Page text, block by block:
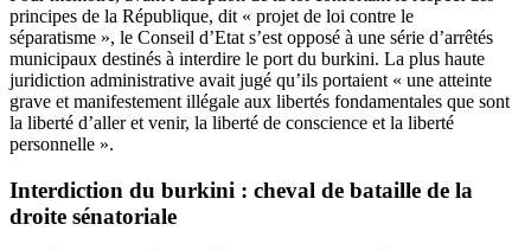
principes de la République, dit « projet de loi contre le
séparatisme », le Conseil d’Etat s’est opposé à une série d’arrêtés
municipaux destinés à interdire le port du burkini. La plus haute
juridiction administrative avait jugé qu’ils portaient « une atteinte
grave et manifestement illégale aux libertés fondamentales que sont
la liberté d’aller et venir, la liberté de conscience et la liberté
personnelle ».
Interdiction du burkini : cheval de bataille de la
droite sénatoriale